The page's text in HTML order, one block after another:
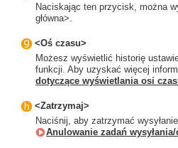
Naciskając ten przycisk, można
główna>.
<Oś czasu>
Możesz wyświetlić historię
funkcji. Aby uzyskać więcej
dotyczące wyświetlania osi
<Zatrzymaj>
Naciśnij, aby zatrzymać
Anulowanie zadań